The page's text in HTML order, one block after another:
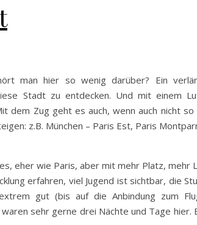
man hier so wenig darüber? Ein
Stadt zu entdecken. Und mit einem
dem Zug geht es auch, wenn auch nicht so
z.B. München – Paris Est, Paris
eher wie Paris, aber mit mehr Platz, mehr
erfahren, viel Jugend ist sichtbar, die
gut (bis auf die Anbindung zum
sehr gerne drei Nächte und Tage hier.